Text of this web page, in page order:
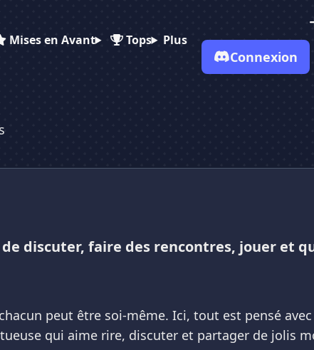
Mises en Avant Tops Plus
Connexion
discuter, faire des rencontres, jouer et
peut être soi-même. Ici, tout est pensé
qui aime rire, discuter et partager de jolis
Épice et paille...
Épice et paillettes